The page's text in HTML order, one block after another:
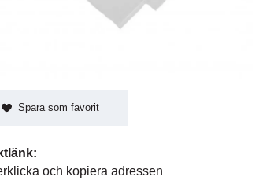
Spara som favorit
och kopiera adressen